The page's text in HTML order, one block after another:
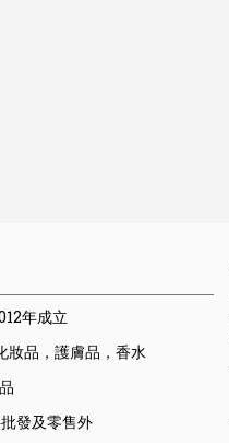
年成立
妝品，護膚品，香水
發及零售外